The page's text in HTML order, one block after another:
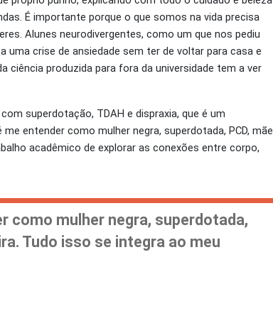
É importante porque o que somos na vida precisa
Alunes neurodivergentes, como um que nos pediu
uma crise de ansiedade sem ter de voltar para casa e
ciência produzida para fora da universidade tem a ver
superdotação, TDAH e dispraxia, que é um
entender como mulher negra, superdotada, PCD, mãe
acadêmico de explorar as conexões entre corpo,
como mulher negra, superdotada,
Tudo isso se integra ao meu